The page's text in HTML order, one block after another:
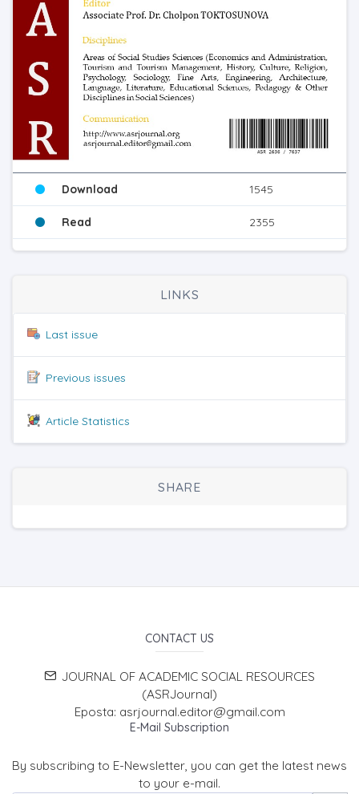
Download 1545
Read 2355
LINKS
Last issue
Previous issues
Article Statistics
SHARE
CONTACT US
JOURNAL OF ACADEMIC SOCIAL RESOURCES
(ASRJournal)
Eposta: asrjournal.editor@gmail.com
E-Mail Subscription
By subscribing to E-Newsletter, you can get the latest news
to your e-mail.